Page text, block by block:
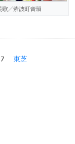
歌／紫波町音頭
東芝